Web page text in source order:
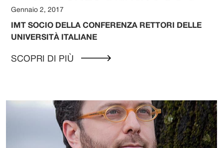
Gennaio 2, 2017
IMT SOCIO DELLA CONFERENZA RETTORI DELLE
UNIVERSITÀ ITALIANE
SCOPRI DI PIÙ